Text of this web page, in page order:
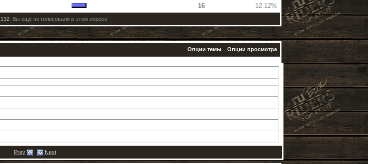
16 12.12%
132. Вы ещё не голосовали в этом опросе
Опции темы Опции просмотра
Prev Next